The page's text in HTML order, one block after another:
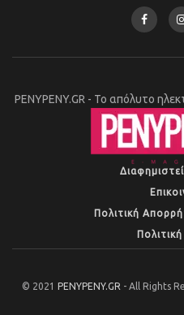
PENYPENY.GR - Το απόλυτο
Πολιτική
© 2021 PENYPENY.GR - All Rights